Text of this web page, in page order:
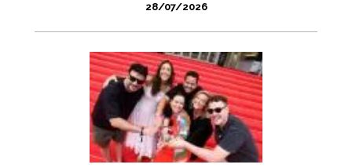
28/07/2026